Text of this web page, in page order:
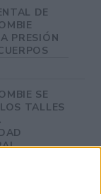
DE
PRESIÓN
SE
TALLES
LANZARÁ